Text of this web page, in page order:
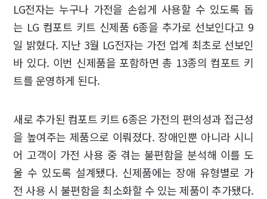
LG전자는 누구나 가전을 손쉽게 사용할 수 있도록 돕
는 LG 컴포트 키트 신제품 6종을 추가로 선보인다고 9
일 밝혔다. 지난 3월 LG전자는 가전 업계 최초로 선보인
바 있다. 이번 신제품을 포함하면 총 13종의 컴포트 키
트를 운영하게 된다.
새로 추가된 컴포트 키트 6종은 가전의 편의성과 접근성
을 높여주는 제품으로 이뤄졌다. 장애인뿐 아니라 시니
어 고객이 가전 사용 중 겪는 불편함을 분석해 이를 도
울 수 있도록 설계됐다. 신제품에는 장애 유형별로 가
전 사용 시 불편함을 최소화할 수 있는 제품이 추가됐다.